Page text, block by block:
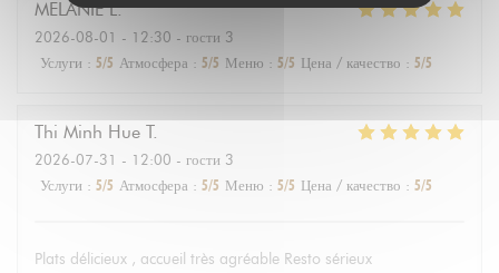
MELANIE L
2026-08-01 - 12:30 - гости 3
Услуги : 5/5 Атмосфера : 5/5 Меню : 5/5 Цена / качество : 5/5
Thi Minh Hue T
2026-07-31 - 12:00 - гости 3
Услуги : 5/5 Атмосфера : 5/5 Меню : 5/5 Цена / качество : 5/5
Plats délicieux , accueil très agréable Resto sérieux